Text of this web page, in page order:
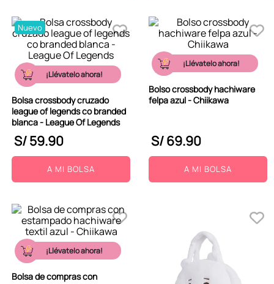
Nuevo
¡Llévatelo ahora!
Bolsa crossbody cruzado
league of legends co branded
blanca - League Of Legends
S/59.90
A MI BOLSA
¡Llévatelo ahora!
Bolso crossbody hachiware
felpa azul - Chiikawa
S/69.90
A MI BOLSA
¡Llévatelo ahora!
Bolsa de compras con